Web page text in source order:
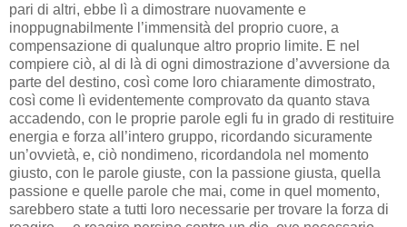
pari di altri, ebbe lì a dimostrare nuovamente e
inoppugnabilmente l’immensità del proprio cuore, a
compensazione di qualunque altro proprio limite. E nel
compiere ciò, al di là di ogni dimostrazione d’avversione da
parte del destino, così come loro chiaramente dimostrato,
così come lì evidentemente comprovato da quanto stava
accadendo, con le proprie parole egli fu in grado di restituire
energia e forza all’intero gruppo, ricordando sicuramente
un’ovvietà, e, ciò nondimeno, ricordandola nel momento
giusto, con le parole giuste, con la passione giusta, quella
passione e quelle parole che mai, come in quel momento,
sarebbero state a tutti loro necessarie per trovare la forza di